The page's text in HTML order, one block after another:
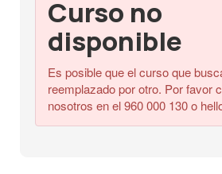
Curso no
disponible
Es posible que el curso que
reemplazado por otro. Por favor
nosotros en el 960 000 130 o